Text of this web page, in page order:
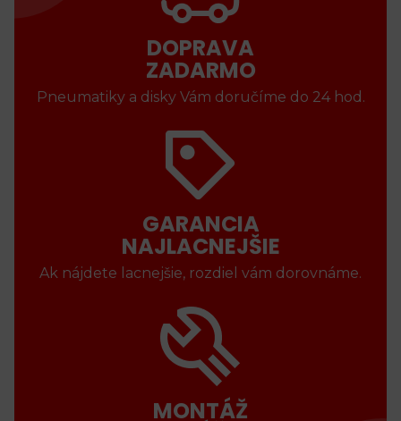
DOPRAVA
ZADARMO
Pneumatiky a disky Vám doručíme do 24 hod.
GARANCIA
NAJLACNEJŠIE
Ak nájdete lacnejšie, rozdiel vám dorovnáme.
MONTÁŽ